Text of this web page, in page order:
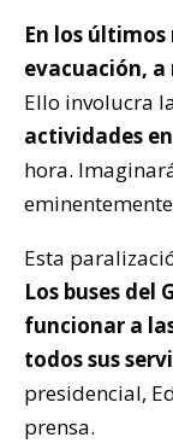
En los
evacuación,
Ello involucra
actividades
hora.
Esta
Los buses del
funcionar a
todos sus
presidencial,
prensa.